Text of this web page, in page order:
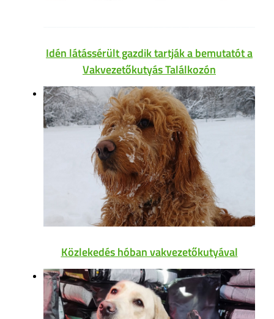
Idén látássérült gazdik tartják a bemutatót a
Vakvezetőkutyás Találkozón
Közlekedés hóban vakvezetőkutyával